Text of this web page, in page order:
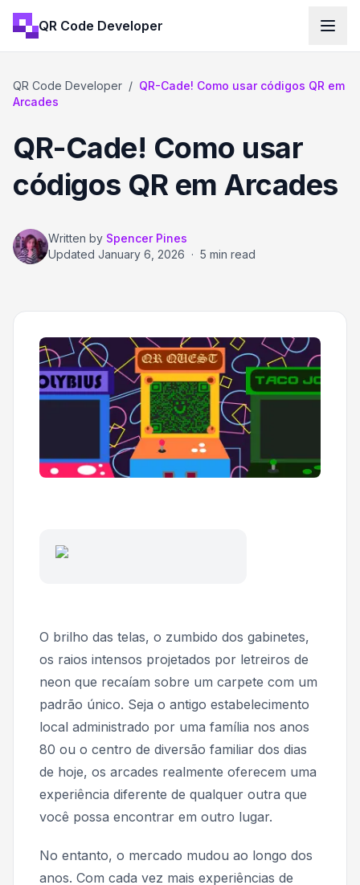
QR Code Developer
QR Code Developer / QR-Cade! Como usar códigos QR em
Arcades
QR-Cade! Como usar
códigos QR em Arcades
Written by Spencer Pines
Updated January 6, 2026 · 5 min read
O brilho das telas, o zumbido dos gabinetes,
os raios intensos projetados por letreiros de
neon que recaíam sobre um carpete com um
padrão único. Seja o antigo estabelecimento
local administrado por uma família nos anos
80 ou o centro de diversão familiar dos dias
de hoje, os arcades realmente oferecem uma
experiência diferente de qualquer outra que
você possa encontrar em outro lugar.
No entanto, o mercado mudou ao longo dos
anos. Com cada vez mais experiências de